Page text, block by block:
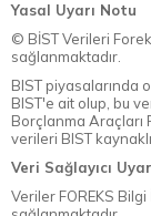
Yasal Uyarı Notu
© BİST Verileri
sağlanmaktadır.
BIST piyasalarında
BIST'e ait olup, bu
Borçlanma Araçları
verileri BIST
Veri Sağlayıcı
Veriler FOREKS